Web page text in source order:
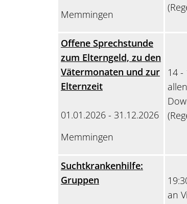
Memmingen
Offene Sprechstunde
zum Elterngeld, zu den
Vätermonaten und zur
Elternzeit
01.01.2026 - 31.12.2026
Memmingen
14
Suchtkrankenhilfe:
Gruppen
an